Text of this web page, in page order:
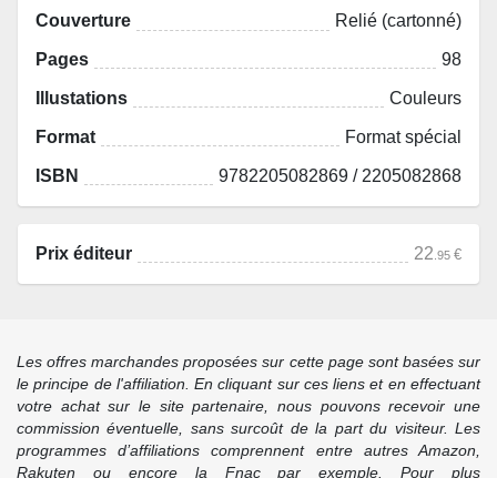
Couverture Relié (cartonné)
Pages 98
Illustations Couleurs
Format Format spécial
ISBN 9782205082869 / 2205082868
Prix éditeur 22 .95 €
Les offres marchandes proposées sur cette page sont basées sur
le principe de l'affiliation. En cliquant sur ces liens et en effectuant
votre achat sur le site partenaire, nous pouvons recevoir une
commission éventuelle, sans surcoût de la part du visiteur. Les
programmes d’affiliations comprennent entre autres Amazon,
Rakuten ou encore la Fnac par exemple. Pour plus